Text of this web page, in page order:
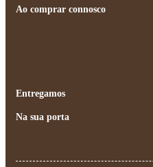
Ao comprar connosco
Entregamos
Na sua porta